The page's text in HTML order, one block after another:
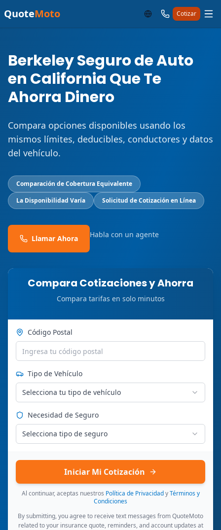
QuoteMoto Cotizar
Berkeley Seguro de Auto
en California Que Te
Ahorra Dinero
Compara opciones disponibles usando los
mismos límites, deducibles, conductores y datos
del vehículo.
Comparación de Cobertura Equivalente
La Disponibilidad Varía
Solicitud de Cotización en Línea
Llamar Ahora Habla con un agente
Compara Cotizaciones y Ahorra
Compara tarifas en solo minutos
Código Postal
Tipo de Vehículo
Selecciona tu tipo de vehículo
Necesidad de Seguro
Selecciona tipo de seguro
Iniciar Mi Cotización
Al continuar, aceptas nuestros Política de Privacidad y Términos y
Condiciones
By submitting, you agree to receive text messages from QuoteMoto
related to your insurance quote, reminders, and account updates at